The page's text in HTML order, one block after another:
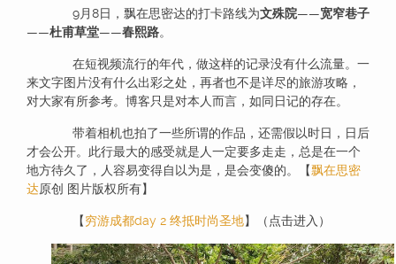
9月8日，飘在思密达的打卡路线为文殊院——宽窄巷子
——杜甫草堂——春熙路。
在短视频流行的年代，做这样的记录没有什么流量。一
来文字图片没有什么出彩之处，再者也不是详尽的旅游攻略，
对大家有所参考。博客只是对本人而言，如同日记的存在。
带着相机也拍了一些所谓的作品，还需假以时日，日后
才会公开。此行最大的感受就是人一定要多走走，总是在一个
地方待久了，人容易变得自以为是，是会变傻的。【飘在思密
达原创 图片版权所有】
【穷游成都day 2 终抵时尚圣地】（点击进入）